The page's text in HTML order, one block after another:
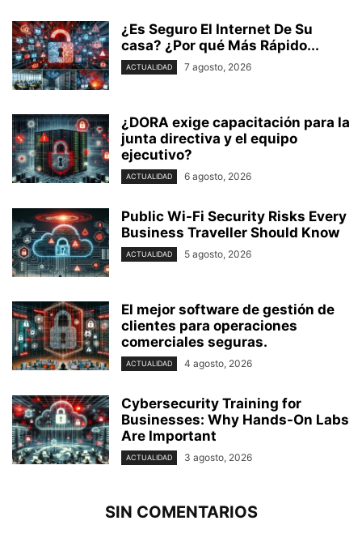
¿Es Seguro El Internet De Su
casa? ⁢¿Por qué Más Rápido...
ACTUALIDAD 7 agosto, 2026
¿DORA exige capacitación para la
junta directiva y el equipo
ejecutivo?
ACTUALIDAD 6 agosto, 2026
Public Wi-Fi Security Risks Every
Business Traveller Should Know
ACTUALIDAD 5 agosto, 2026
El mejor software de gestión de
clientes para operaciones
comerciales seguras.
ACTUALIDAD 4 agosto, 2026
Cybersecurity Training for
Businesses: Why Hands-On Labs
Are Important
ACTUALIDAD 3 agosto, 2026
SIN COMENTARIOS